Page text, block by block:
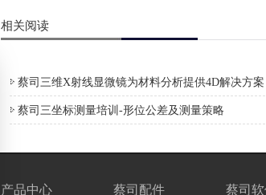
相关阅读
蔡司三维X射线显微镜为材料分析提供4D解决方案
蔡司三坐标测量培训-形位公差及测量策略
产品中心 蔡司配件 蔡司